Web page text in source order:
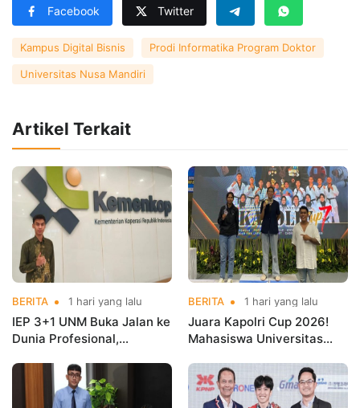
Facebook Twitter
Kampus Digital Bisnis Prodi Informatika Program Doktor
Universitas Nusa Mandiri
Artikel Terkait
BERITA 1 hari yang lalu
IEP 3+1 UNM Buka Jalan ke
Dunia Profesional,
Kementerian Koperasi
BERITA 1 hari yang lalu
Juara Kapolri Cup 2026!
Mahasiswa Universitas
Nama Kampus di Kejurnas
Taekwondo